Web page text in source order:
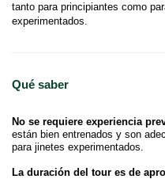
tanto para principiantes como
experimentados.
Qué saber
No se requiere experiencia
están bien entrenados y son
para jinetes experimentados.
La duración del tour es de